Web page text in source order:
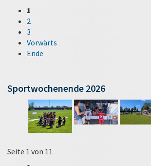
1
2
3
Vorwärts
Ende
Sportwochenende 2026
Seite 1 von 11